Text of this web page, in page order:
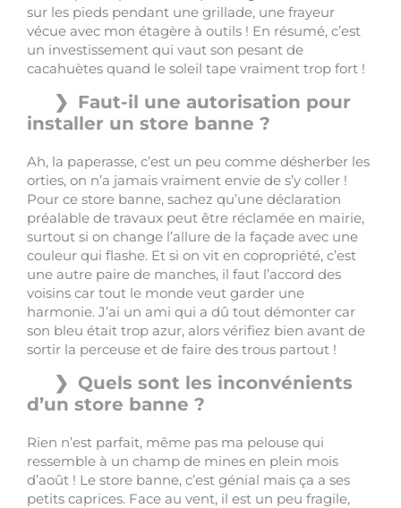
sur les pieds pendant une grillade, une frayeur
vécue avec mon étagère à outils ! En résumé, c’est
un investissement qui vaut son pesant de
cacahuètes quand le soleil tape vraiment trop fort !
Faut-il une autorisation pour
installer un store banne ?
Ah, la paperasse, c’est un peu comme désherber les
orties, on n’a jamais vraiment envie de s’y coller !
Pour ce store banne, sachez qu’une déclaration
préalable de travaux peut être réclamée en mairie,
surtout si on change l’allure de la façade avec une
couleur qui flashe. Et si on vit en copropriété, c’est
une autre paire de manches, il faut l’accord des
voisins car tout le monde veut garder une
harmonie. J’ai un ami qui a dû tout démonter car
son bleu était trop azur, alors vérifiez bien avant de
sortir la perceuse et de faire des trous partout !
Quels sont les inconvénients
d’un store banne ?
Rien n’est parfait, même pas ma pelouse qui
ressemble à un champ de mines en plein mois
d’août ! Le store banne, c’est génial mais ça a ses
petits caprices. Face au vent, il est un peu fragile,